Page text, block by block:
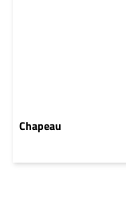
Chapeau